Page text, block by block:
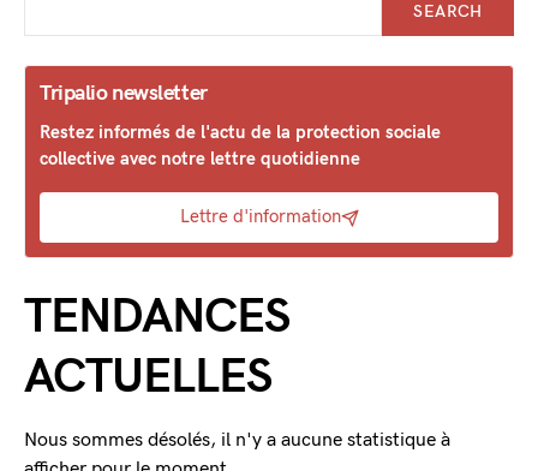
SEARCH
Tripalio newsletter
Restez informés de l'actu de la protection sociale
collective avec notre lettre quotidienne
Lettre d'information
TENDANCES
ACTUELLES
Nous sommes désolés, il n'y a aucune statistique à